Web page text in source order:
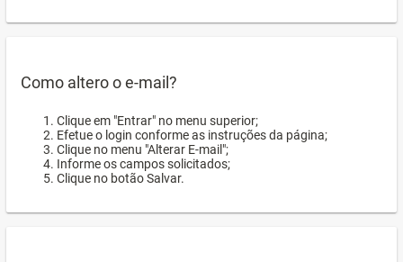
Como altero o e-mail?
Clique em "Entrar" no menu superior;
Efetue o login conforme as instruções da página;
Clique no menu "Alterar E-mail";
Informe os campos solicitados;
Clique no botão Salvar.